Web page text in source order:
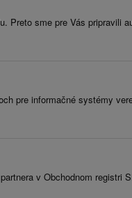
sme pre Vás pripravili
pre informačné systémy
v Obchodnom registri